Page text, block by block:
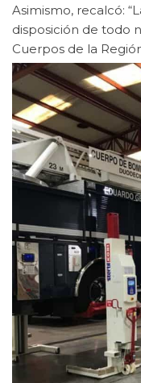
Asimismo, recalcó:
disposición de todo
Cuerpos de la